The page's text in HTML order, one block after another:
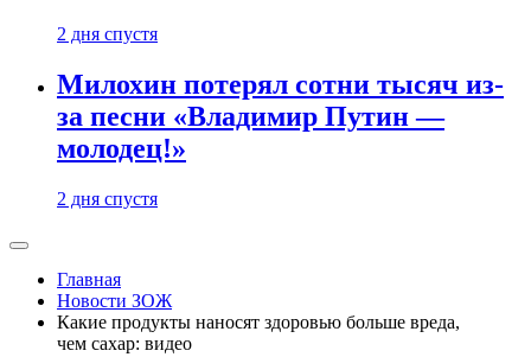
2 дня спустя
Милохин потерял сотни тысяч из-
за песни «Владимир Путин —
молодец!»
2 дня спустя
Главная
Новости ЗОЖ
Какие продукты наносят здоровью больше вреда,
чем сахар: видео